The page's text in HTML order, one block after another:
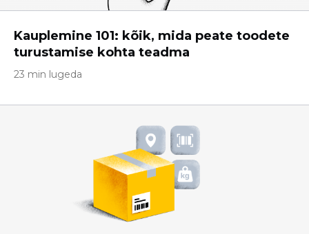
Kauplemine 101: kõik, mida peate toodete
turustamise kohta teadma
23 min lugeda